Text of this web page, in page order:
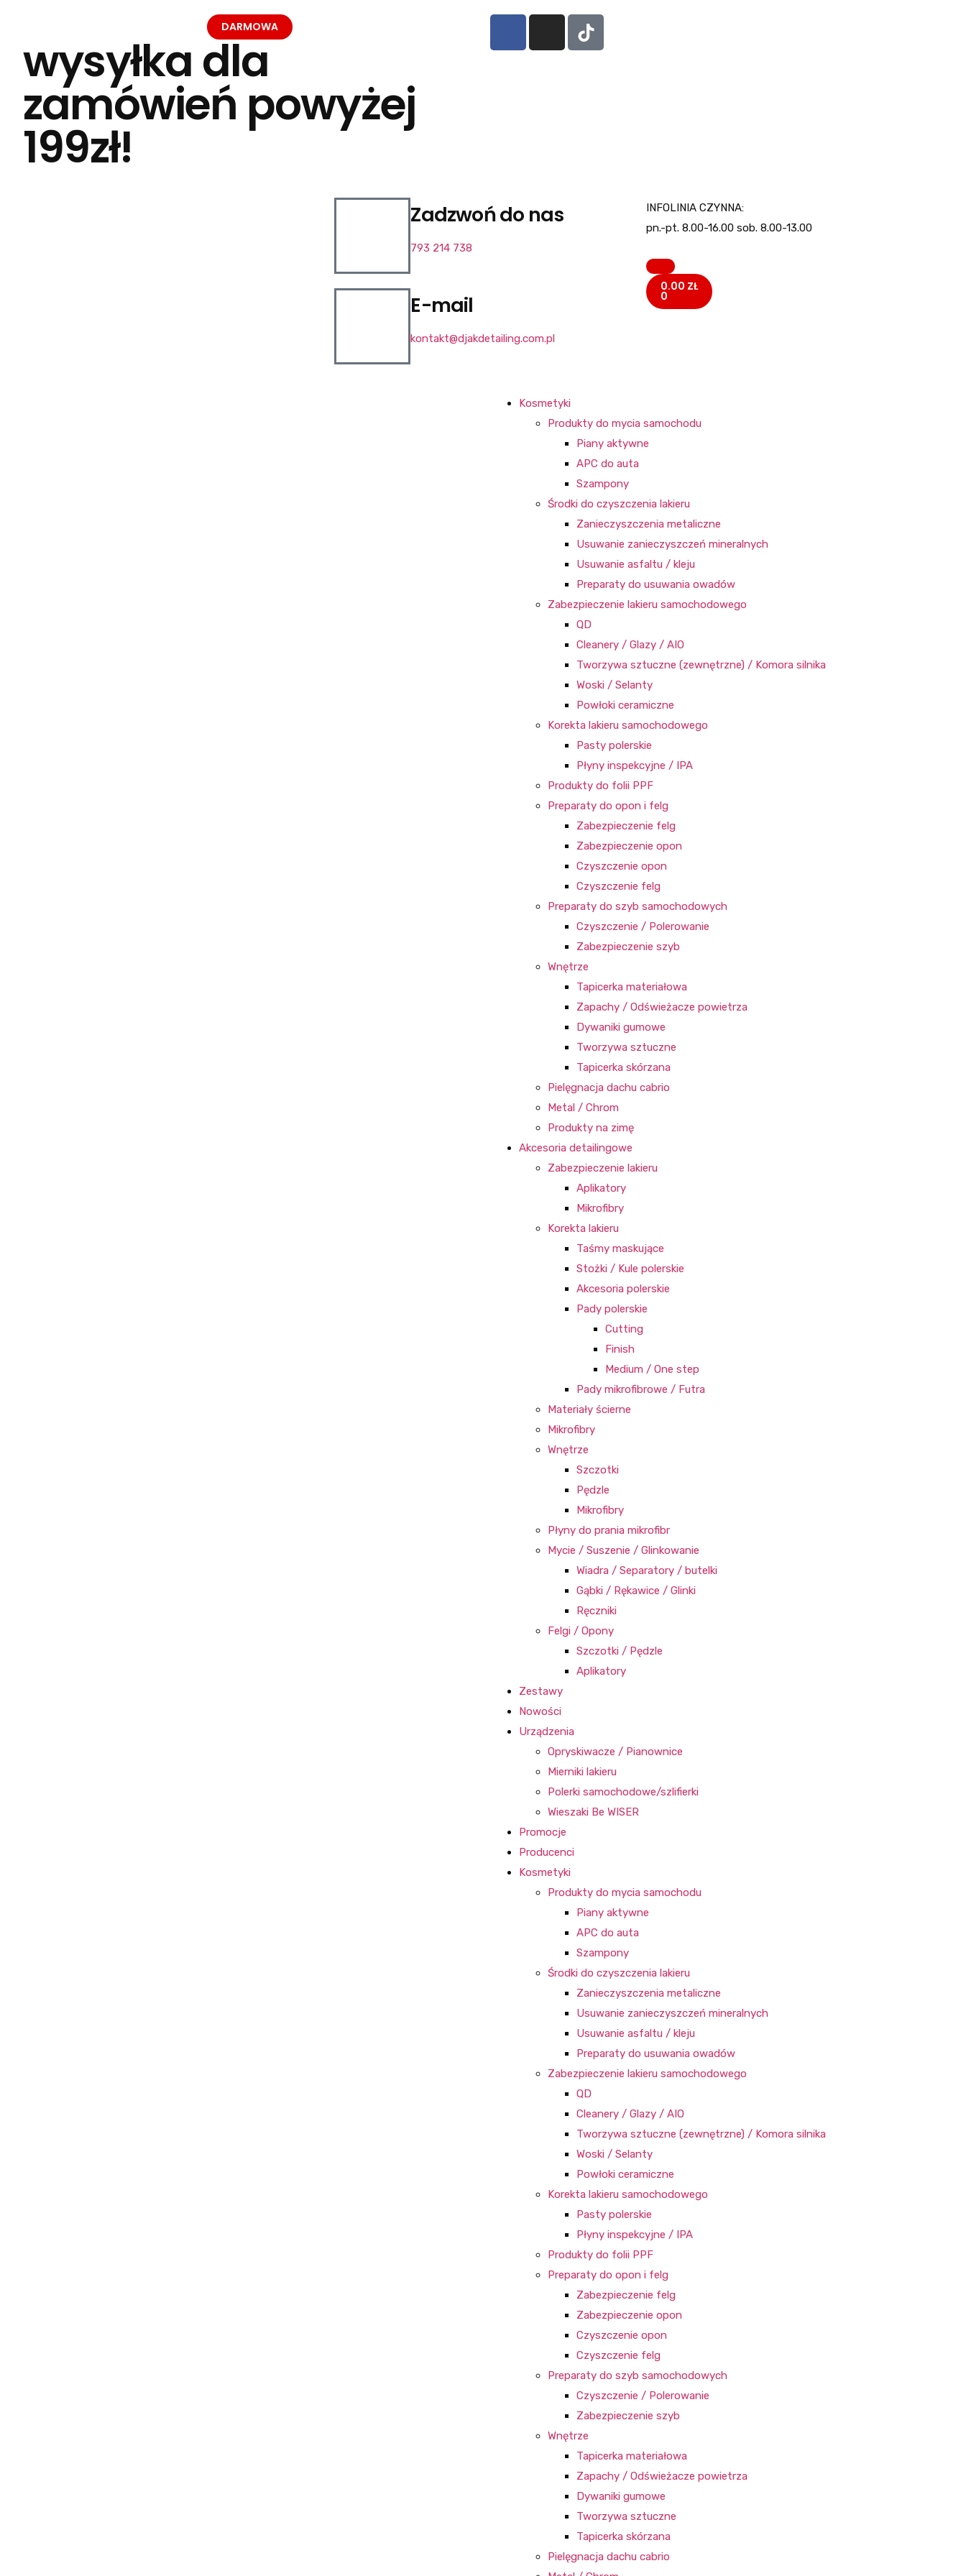
DARMOWA
wysyłka dla
zamówień powyżej
199zł!
Zadzwoń do nas
793 214 738
E-mail
kontakt@djakdetailing.com.pl
INFOLINIA CZYNNA:
pn.-pt. 8.00-16.00 sob. 8.00-13.00
0.00 ZŁ
0
Kosmetyki
Produkty do mycia samochodu
Piany aktywne
APC do auta
Szampony
Środki do czyszczenia lakieru
Zanieczyszczenia metaliczne
Usuwanie zanieczyszczeń mineralnych
Usuwanie asfaltu / kleju
Preparaty do usuwania owadów
Zabezpieczenie lakieru samochodowego
QD
Cleanery / Glazy / AIO
Tworzywa sztuczne (zewnętrzne) / Komora silnika
Woski / Selanty
Powłoki ceramiczne
Korekta lakieru samochodowego
Pasty polerskie
Płyny inspekcyjne / IPA
Produkty do folii PPF
Preparaty do opon i felg
Zabezpieczenie felg
Zabezpieczenie opon
Czyszczenie opon
Czyszczenie felg
Preparaty do szyb samochodowych
Czyszczenie / Polerowanie
Zabezpieczenie szyb
Wnętrze
Tapicerka materiałowa
Zapachy / Odświeżacze powietrza
Dywaniki gumowe
Tworzywa sztuczne
Tapicerka skórzana
Pielęgnacja dachu cabrio
Metal / Chrom
Produkty na zimę
Akcesoria detailingowe
Zabezpieczenie lakieru
Aplikatory
Mikrofibry
Korekta lakieru
Taśmy maskujące
Stożki / Kule polerskie
Akcesoria polerskie
Pady polerskie
Cutting
Finish
Medium / One step
Pady mikrofibrowe / Futra
Materiały ścierne
Mikrofibry
Wnętrze
Szczotki
Pędzle
Mikrofibry
Płyny do prania mikrofibr
Mycie / Suszenie / Glinkowanie
Wiadra / Separatory / butelki
Gąbki / Rękawice / Glinki
Ręczniki
Felgi / Opony
Szczotki / Pędzle
Aplikatory
Zestawy
Nowości
Urządzenia
Opryskiwacze / Pianownice
Mierniki lakieru
Polerki samochodowe/szlifierki
Wieszaki Be WISER
Promocje
Producenci
Kosmetyki
Produkty do mycia samochodu
Piany aktywne
APC do auta
Szampony
Środki do czyszczenia lakieru
Zanieczyszczenia metaliczne
Usuwanie zanieczyszczeń mineralnych
Usuwanie asfaltu / kleju
Preparaty do usuwania owadów
Zabezpieczenie lakieru samochodowego
QD
Cleanery / Glazy / AIO
Tworzywa sztuczne (zewnętrzne) / Komora silnika
Woski / Selanty
Powłoki ceramiczne
Korekta lakieru samochodowego
Pasty polerskie
Płyny inspekcyjne / IPA
Produkty do folii PPF
Preparaty do opon i felg
Zabezpieczenie felg
Zabezpieczenie opon
Czyszczenie opon
Czyszczenie felg
Preparaty do szyb samochodowych
Czyszczenie / Polerowanie
Zabezpieczenie szyb
Wnętrze
Tapicerka materiałowa
Zapachy / Odświeżacze powietrza
Dywaniki gumowe
Tworzywa sztuczne
Tapicerka skórzana
Pielęgnacja dachu cabrio